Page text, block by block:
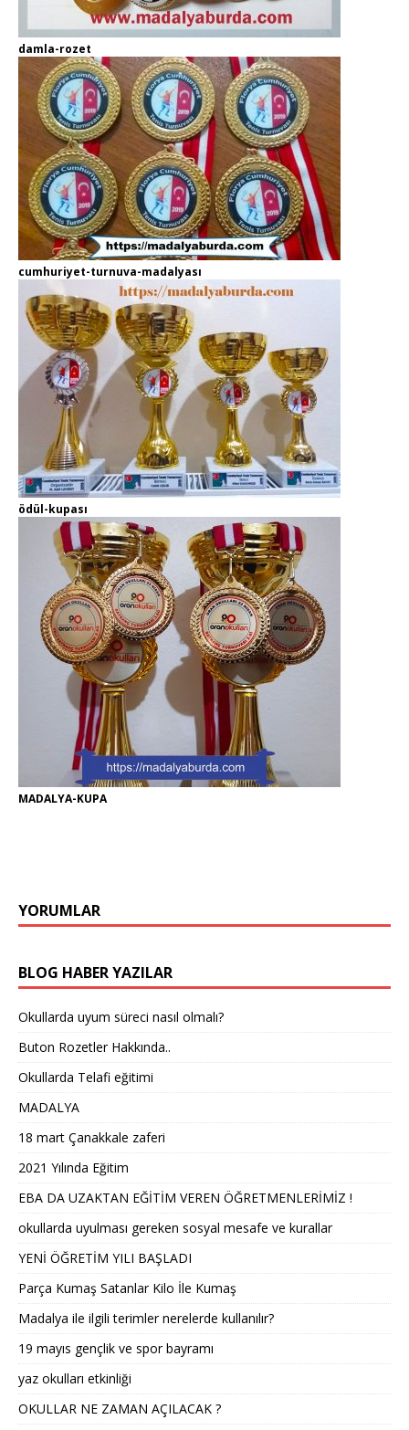
damla-rozet
cumhuriyet-turnuva-madalyası
ödül-kupası
MADALYA-KUPA
YORUMLAR
BLOG HABER YAZILAR
Okullarda uyum süreci nasıl olmalı?
Buton Rozetler Hakkında..
Okullarda Telafi eğitimi
MADALYA
18 mart Çanakkale zaferi
2021 Yılında Eğitim
EBA DA UZAKTAN EĞİTİM VEREN ÖĞRETMENLERİMİZ !
okullarda uyulması gereken sosyal mesafe ve kurallar
YENİ ÖĞRETİM YILI BAŞLADI
Parça Kumaş Satanlar Kilo İle Kumaş
Madalya ile ilgili terimler nerelerde kullanılır?
19 mayıs gençlik ve spor bayramı
yaz okulları etkinliği
OKULLAR NE ZAMAN AÇILACAK ?